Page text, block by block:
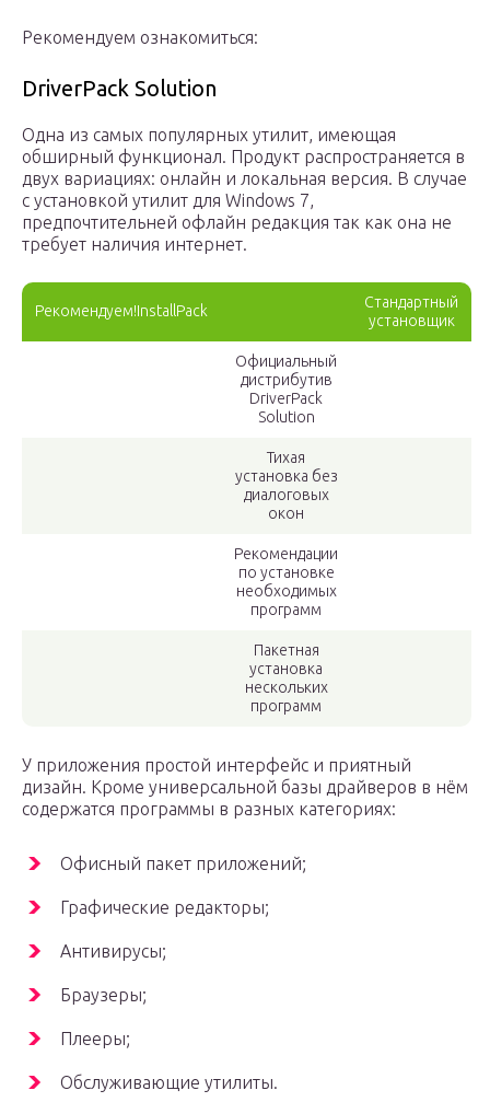
Рекомендуем ознакомиться:
DriverPack Solution
Одна из самых популярных утилит, имеющая
обширный функционал. Продукт распространяется в
двух вариациях: онлайн и локальная версия. В случае
с установкой утилит для Windows 7,
предпочтительней офлайн редакция так как она не
требует наличия интернет.
Рекомендуем!InstallPack
Стандартный
установщик
Официальный
дистрибутив
DriverPack
Solution
Тихая
установка без
диалоговых
окон
Рекомендации
по установке
необходимых
программ
Пакетная
установка
нескольких
программ
У приложения простой интерфейс и приятный
дизайн. Кроме универсальной базы драйверов в нём
содержатся программы в разных категориях:
Офисный пакет приложений;
Графические редакторы;
Антивирусы;
Браузеры;
Плееры;
Обслуживающие утилиты.